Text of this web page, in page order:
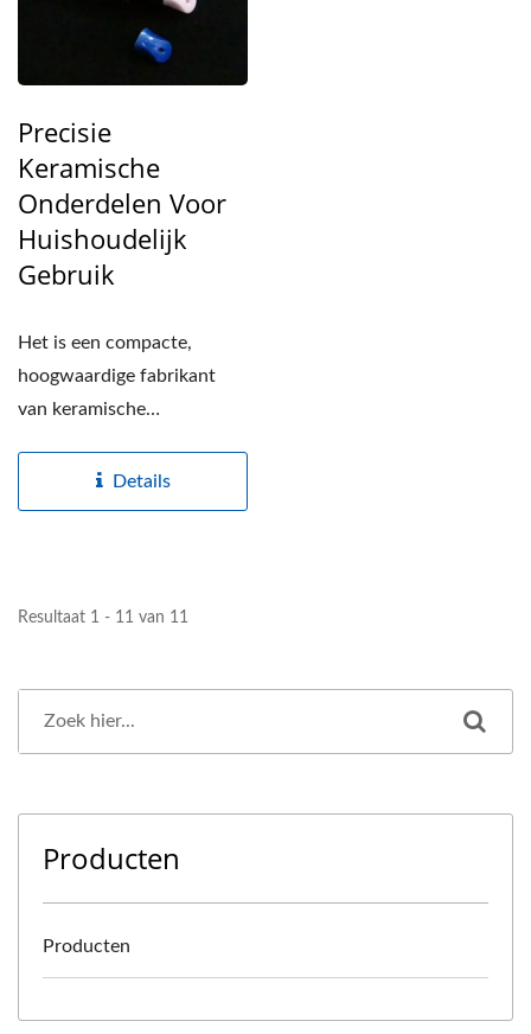
Precisie
Keramische
Onderdelen Voor
Huishoudelijk
Gebruik
Het is een compacte,
hoogwaardige fabrikant
van keramische
in de productie...
Details
Resultaat 1 - 11 van 11
Producten
Producten